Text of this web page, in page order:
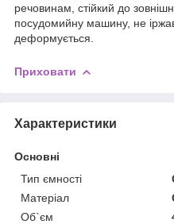
речовинам, стійкий до
посудомийну машину, не
деформується.
Приховати
Характеристики
Основні
Тип ємності
Матеріал
Об`єм